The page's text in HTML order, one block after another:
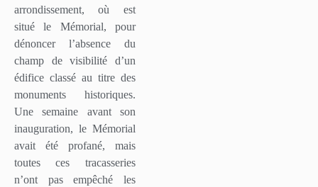
arrondissement, où est
situé le Mémorial, pour
dénoncer l’absence du
champ de visibilité d’un
édifice classé au titre des
monuments historiques.
Une semaine avant son
inauguration, le Mémorial
avait été profané, mais
toutes ces tracasseries
n’ont pas empêché les